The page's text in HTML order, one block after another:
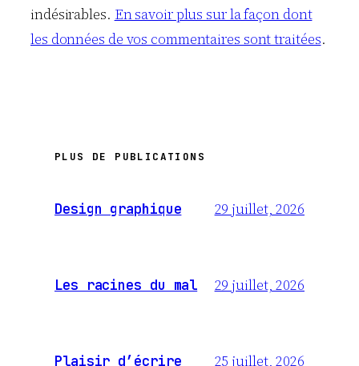
indésirables. En savoir plus sur la façon dont
les données de vos commentaires sont traitées.
PLUS DE PUBLICATIONS
Design graphique 29 juillet, 2026
Les racines du mal 29 juillet, 2026
Plaisir d’écrire 25 juillet, 2026